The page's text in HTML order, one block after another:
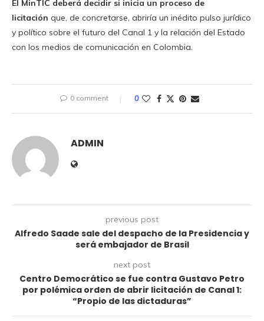
El MinTIC deberá decidir si inicia un proceso de
licitación que, de concretarse, abriría un inédito pulso jurídico
y político sobre el futuro del Canal 1 y la relación del Estado
con los medios de comunicación en Colombia.
0 comment 0
ADMIN
previous post
Alfredo Saade sale del despacho de la Presidencia y
será embajador de Brasil
next post
Centro Democrático se fue contra Gustavo Petro
por polémica orden de abrir licitación de Canal 1:
“Propio de las dictaduras”